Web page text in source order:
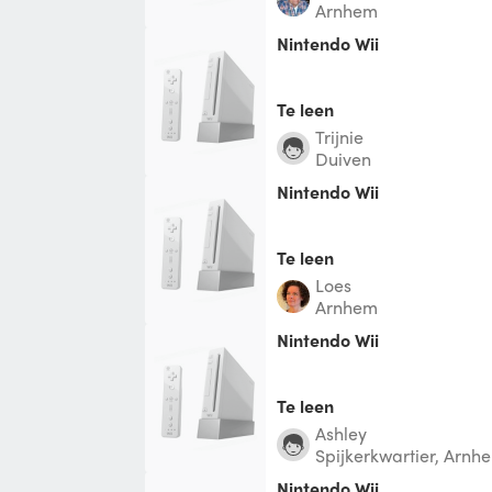
Arnhem
Nintendo Wii
Te leen
Trijnie
Duiven
Nintendo Wii
Te leen
Loes
Arnhem
Nintendo Wii
Te leen
Ashley
Spijkerkwartier,